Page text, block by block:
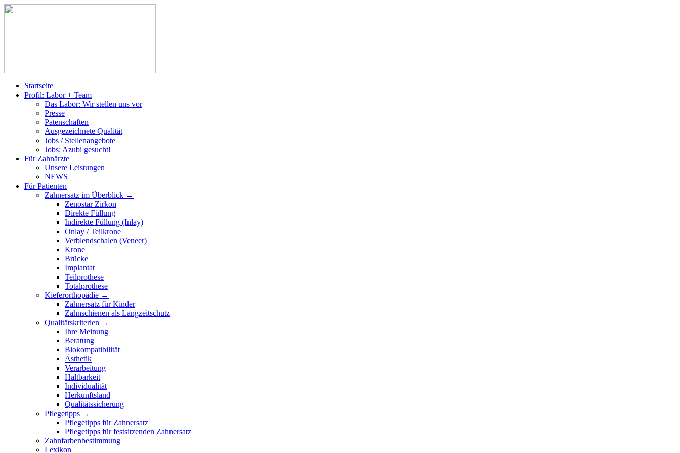
Startseite
Profil: Labor + Team
Das Labor: Wir stellen uns vor
Presse
Patenschaften
Ausgezeichnete Qualität
Jobs / Stellenangebote
Jobs: Azubi gesucht!
Für Zahnärzte
Unsere Leistungen
NEWS
Für Patienten
Zahnersatz im Überblick →
Zenostar Zirkon
Direkte Füllung
Indirekte Füllung (Inlay)
Onlay / Teilkrone
Verblendschalen (Veneer)
Krone
Brücke
Implantat
Teilprothese
Totalprothese
Kieferorthopädie →
Zahnersatz für Kinder
Zahnschienen als Langzeitschutz
Qualitätskriterien →
Ihre Meinung
Beratung
Biokompatibilität
Ästhetik
Verarbeitung
Haltbarkeit
Individualität
Herkunftsland
Qualitätssicherung
Pflegetipps →
Pflegetipps für Zahnersatz
Pflegetipps für festsitzenden Zahnersatz
Zahnfarbenbestimmung
Lexikon